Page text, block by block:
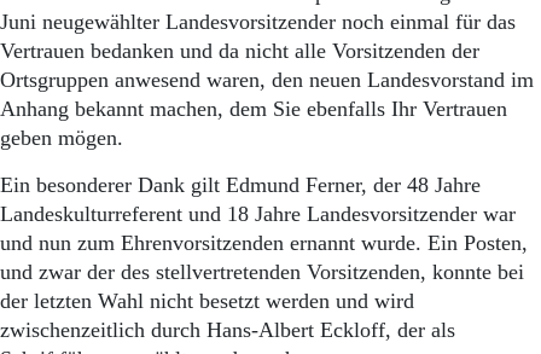
Juni neugewählter Landesvorsitzender noch einmal für das
Vertrauen bedanken und da nicht alle Vorsitzenden der
Ortsgruppen anwesend waren, den neuen Landesvorstand im
Anhang bekannt machen, dem Sie ebenfalls Ihr Vertrauen
geben mögen.
Ein besonderer Dank gilt Edmund Ferner, der 48 Jahre
Landeskulturreferent und 18 Jahre Landesvorsitzender war
und nun zum Ehrenvorsitzenden ernannt wurde. Ein Posten,
und zwar der des stellvertretenden Vorsitzenden, konnte bei
der letzten Wahl nicht besetzt werden und wird
zwischenzeitlich durch Hans-Albert Eckloff, der als